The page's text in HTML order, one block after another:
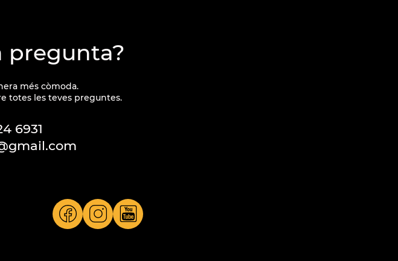
pregunta?
més còmoda.
totes les teves preguntes.
6931